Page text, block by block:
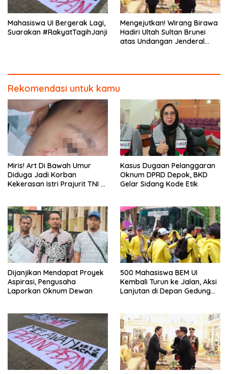
Mahasiswa UI Bergerak Lagi,
Suarakan #RakyatTagihJanji
Mengejutkan! Wirang Birawa
Hadiri Ultah Sultan Brunei
atas Undangan Jenderal
Rekomendasi untuk kamu
Miris! Art Di Bawah Umur
Diduga Jadi Korban
Kekerasan Istri Prajurit TNI di
Kasus Dugaan Pelanggaran
Oknum DPRD Depok, BKD
Gelar Sidang Kode Etik
Dijanjikan Mendapat Proyek
Aspirasi, Pengusaha
Laporkan Oknum Dewan
500 Mahasiswa BEM UI
Kembali Turun ke Jalan, Aksi
Lanjutan di Depan Gedung